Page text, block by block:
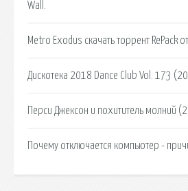
Wall.
Metro Exodus скачать торрент RePack
Дискотека 2018 Dance Club Vol. 173
Перси Джексон и похититель молний
Почему отключается компьютер -